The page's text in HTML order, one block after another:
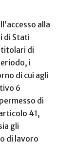
alla
di Stati
titolari di
i
di cui agli
6
di
41,
gli
di lavoro